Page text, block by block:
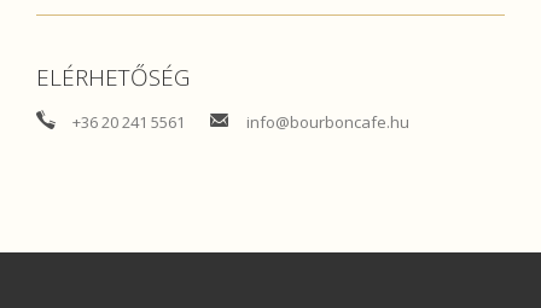
ELÉRHETŐSÉG
+36 20 241 5561 info@bourboncafe.hu